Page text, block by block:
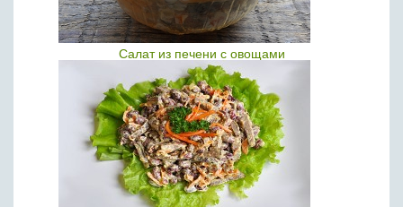
Салат из печени с овощами